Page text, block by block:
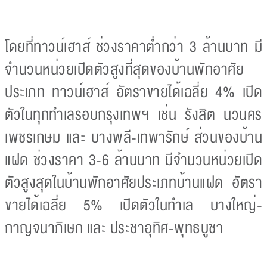
โดยที่ทาวน์เฮาส์ ช่วงราคาต่ำกว่า 3 ล้านบาท มี
จำนวนหน่วยเปิดตัวสูงที่สุดของบ้านพักอาศัย
ประเภท ทาวน์เฮาส์ อัตราขายได้เฉลี่ย 4% เปิด
ตัวในทุกทำเลรอบกรุงเทพฯ เช่น รังสิต นวนคร
เพชรเกษม และ บางพลี-เทพารักษ์ ส่วนของบ้าน
แฝด ช่วงราคา 3-6 ล้านบาท มีจำนวนหน่วยเปิด
ตัวสูงสุดในบ้านพักอาศัยประเภทบ้านแฝด อัตรา
ขายได้เฉลี่ย 5% เปิดตัวในทำเล บางใหญ่-
กาญจนาภิเษก และ ประชาอุทิศ-พุทธบูชา